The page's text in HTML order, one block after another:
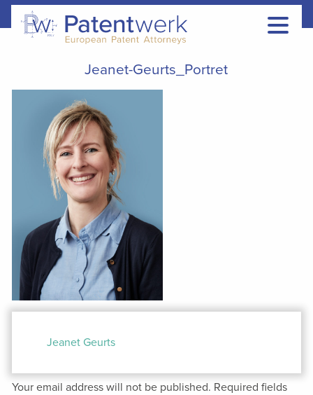
Jeanet-Geurts_Portret
Jeanet Geurts
Your email address will not be published. Required fields